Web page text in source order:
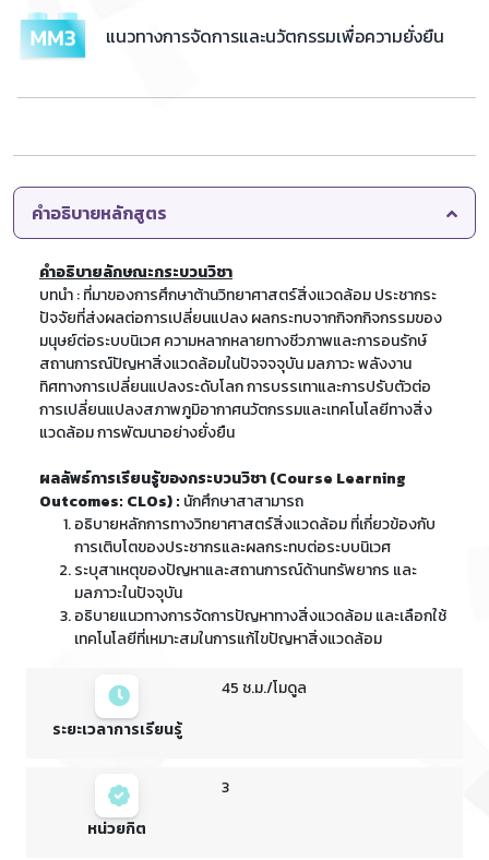
คำอธิบายหลักสูตร
คำอธิบายลักษณะกระบวนวิชา
บทนำ : ที่มาของการศึกษาต้านวิทยาศาสตร์สิ่งแวดล้อม ประชากระ
ปัจจัยที่ส่งผลต่อการเปลี่ยนแปลง ผลกระทบจากกิจกกิจกรรมของ
มนุษย์ต่อระบบนิเวศ ความหลากหลายทางชีวภาพและการอนรักษ์
สถานการณ์ปัญหาสิ่งแวดล้อมในปัจจจจุบัน มลภาวะ พลังงาน
ทิศทางการเปลี่ยนแปลงระดับโลก การบรรเทาและการปรับตัวต่อ
การเปลี่ยนแปลงสภาพภูมิอากาศนวัตกรรมและเทคโนโลยีทางสิ่ง
แวดล้อม การพัฒนาอย่างยั่งยืน
ผลลัพธ์การเรียนรู้ของกระบวนวิชา (Course Learning
Outcomes: CLOs) : นักศึกษาสาสามารถ
อธิบายหลักการทางวิทยาศาสตร์สิ่งแวดล้อม ที่เกี่ยวข้องกับ
การเติบโตของประชากรและผลกระทบต่อระบบนิเวศ
ระบุสาเหตุของปัญหาและสถานการณ์ด้านทรัพยากร และ
มลภาวะในปัจจุบัน
อธิบายแนวทางการจัดการปัญหาทางสิ่งแวดล้อม และเลือกใช้
เทคโนโลยีที่เหมาะสมในการแก้ไขปัญหาสิ่งแวดล้อม
ระยะเวลาการเรียนรู้
45 ช.ม./โมดูล
หน่วยกิต
3
แนวทางการจัดการและนวัตกรรมเพื่อความยั่งยืน